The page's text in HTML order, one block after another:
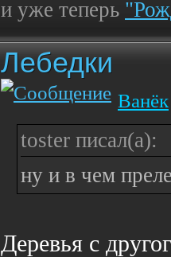
и уже теперь
Лебедки
Ванёк
toster писал(а):
ну и в чем
Деревья с